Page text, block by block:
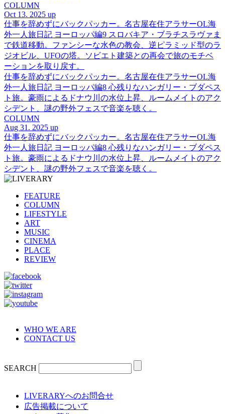
COLUMN
Oct 13. 2025 up
仕事を辞めずにバックパッカー。名古屋在住アラサーOL海
外一人旅日記 ヨーロッパ編9 スロバキア・ブラチスラヴァま
で鉄道移動。ファンシーな水色の教会、逆ピラミッド型のラ
ジオビル、UFOの塔。ソビエト建築との再会で旅のモチベ
ーションを取り戻す。
仕事を辞めずにバックパッカー。名古屋在住アラサーOL海
外一人旅日記 ヨーロッパ編8 心残りなハンガリー・ブダペス
ト旅。豪雨によるドナウ川の水位上昇、ルームメイトのアク
シデント、謎の野外フェスで音楽を聴く。
COLUMN
Aug 31. 2025 up
仕事を辞めずにバックパッカー。名古屋在住アラサーOL海
外一人旅日記 ヨーロッパ編8 心残りなハンガリー・ブダペス
ト旅。豪雨によるドナウ川の水位上昇、ルームメイトのアク
シデント、謎の野外フェスで音楽を聴く。
FEATURE
COLUMN
LIFESTYLE
ART
MUSIC
CINEMA
PLACE
REVIEW
WHO WE ARE
CONTACT US
SEARCH
LIVERARYへのお問合せ
広告掲載について